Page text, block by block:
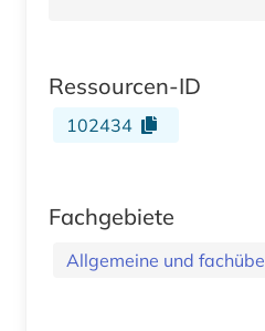
Ressourcen-ID
102434
Fachgebiete
Allgemeine und